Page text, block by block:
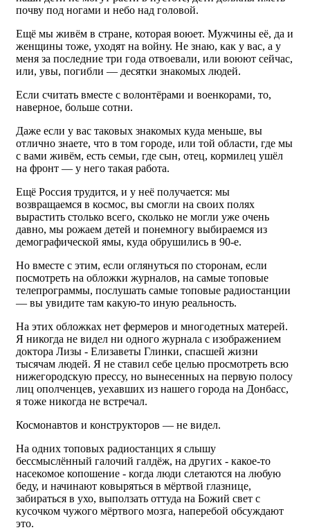
почву под ногами и небо над головой.
Ещё мы живём в стране, которая воюет. Мужчины её, да и
женщины тоже, уходят на войну. Не знаю, как у вас, а у
меня за последние три года отвоевали, или воюют сейчас,
или, увы, погибли — десятки знакомых людей.
Если считать вместе с волонтёрами и военкорами, то,
наверное, больше сотни.
Даже если у вас таковых знакомых куда меньше, вы
отлично знаете, что в том городе, или той области, где мы
с вами живём, есть семьи, где сын, отец, кормилец ушёл
на фронт — у него такая работа.
Ещё Россия трудится, и у неё получается: мы
возвращаемся в космос, вы смогли на своих полях
вырастить столько всего, сколько не могли уже очень
давно, мы рожаем детей и понемногу выбираемся из
демографической ямы, куда обрушились в 90-е.
Но вместе с этим, если оглянуться по сторонам, если
посмотреть на обложки журналов, на самые топовые
телепрограммы, послушать самые топовые радиостанции
— вы увидите там какую-то иную реальность.
На этих обложках нет фермеров и многодетных матерей.
Я никогда не видел ни одного журнала с изображением
доктора Лизы - Елизаветы Глинки, спасшей жизни
тысячам людей. Я не ставил себе целью просмотреть всю
нижегородскую прессу, но вынесенных на первую полосу
лиц ополченцев, уехавших из нашего города на Донбасс,
я тоже никогда не встречал.
Космонавтов и конструкторов — не видел.
На одних топовых радиостанцих я слышу
бессмыслённый галочий галдёж, на других - какое-то
насекомое копошение - когда люди слетаются на любую
беду, и начинают ковыряться в мёртвой глазнице,
забираться в ухо, выползать оттуда на Божий свет с
кусочком чужого мёртвого мозга, наперебой обсуждают
это.